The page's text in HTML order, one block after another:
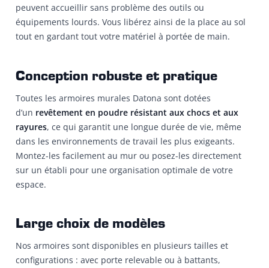
peuvent accueillir sans problème des outils ou
équipements lourds. Vous libérez ainsi de la place au sol
tout en gardant tout votre matériel à portée de main.
Conception robuste et pratique
Toutes les armoires murales Datona sont dotées
d’un revêtement en poudre résistant aux chocs et aux
rayures, ce qui garantit une longue durée de vie, même
dans les environnements de travail les plus exigeants.
Montez-les facilement au mur ou posez-les directement
sur un établi pour une organisation optimale de votre
espace.
Large choix de modèles
Nos armoires sont disponibles en plusieurs tailles et
configurations : avec porte relevable ou à battants,